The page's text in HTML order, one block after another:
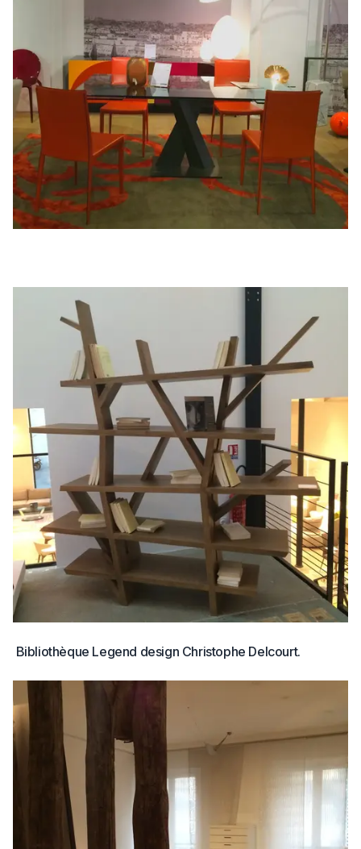
Bibliothèque Legend design Christophe Delcourt.